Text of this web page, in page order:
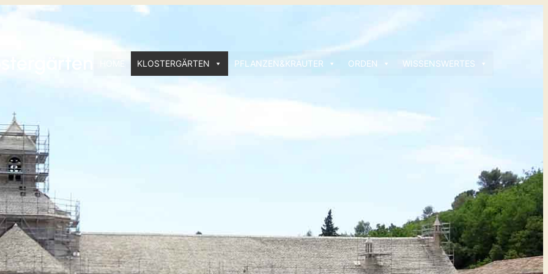
KLOSTERGÄRTEN PFLANZEN&KRÄUTER ORDEN WISSENSWERTES